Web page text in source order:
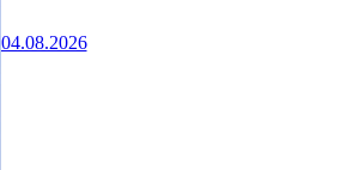
04.08.2026